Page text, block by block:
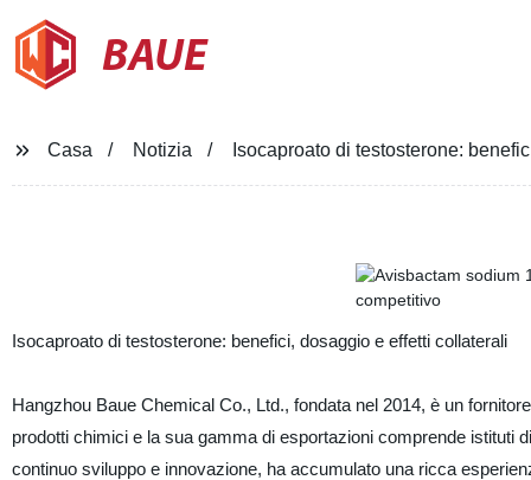
BAUE
Casa Notizia Isocaproato di testosterone:
Isocaproato di testosterone: benefici, dosaggio e effetti collaterali
Hangzhou Baue Chemical Co., Ltd., fondata nel 2014, è un
prodotti chimici e la sua gamma di esportazioni comprende istituti
continuo sviluppo e innovazione, ha accumulato una ricca